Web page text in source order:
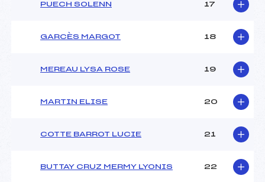
PUECH SOLENN 17
GARCÈS MARGOT 18
MEREAU LYSA ROSE 19
MARTIN ELISE 20
COTTE BARROT LUCIE 21
BUTTAY CRUZ MERMY LYONIS 22